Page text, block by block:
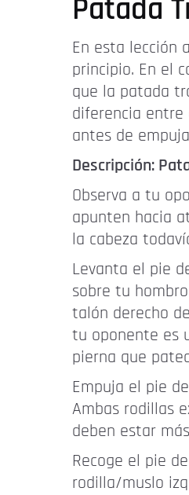
Patada
En esta lección
principio. En el
que la patada
diferencia entre
antes de
Descripción:
Observa a tu
apunten hacia
la cabeza
Levanta el pie
sobre tu
talón derecho
tu oponente es
pierna que
Empuja el pie
Ambas rodillas
deben estar
Recoge el pie
rodilla/muslo